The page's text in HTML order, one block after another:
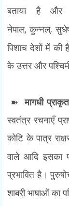
बताया है और
नेपाल,कुन्नल,
पिशाच देशों में की
के उत्तर और पश्चिमी
➽मागधी
स्वतंत्र रचनाएँ
कोटि के पात्र
वाले आदि इसका
प्रभावित है।
शाबरी भाषाओं का